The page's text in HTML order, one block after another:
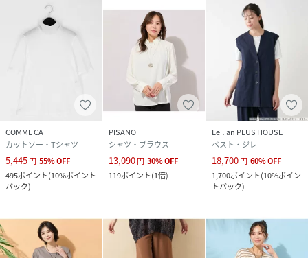
アイロンは120℃まで
石油系ドライクリーニング弱
ごく弱いウエットクリーニング
RR4057_56123601
56123601-05-o RR4057
COMME CA
カットソー・Tシャツ
5,445円 55%OFF
495ポイント(10%ポイント
バック)
PISANO
シャツ・ブラウス
13,090円 30%OFF
119ポイント(1倍)
Leilian PLUS HOUSE
ベスト・ジレ
18,700円 60%OFF
1,700ポイント(10%ポイン
トバック)